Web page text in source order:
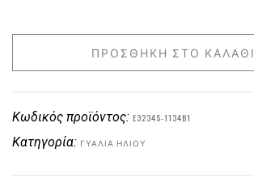
ΠΡΟΣΘΉΚΗ ΣΤΟ ΚΑΛΆΘΙ
Κωδικός προϊόντος: E3234S-1134B1
Κατηγορία: ΓΥΑΛΙΆ ΗΛΊΟΥ